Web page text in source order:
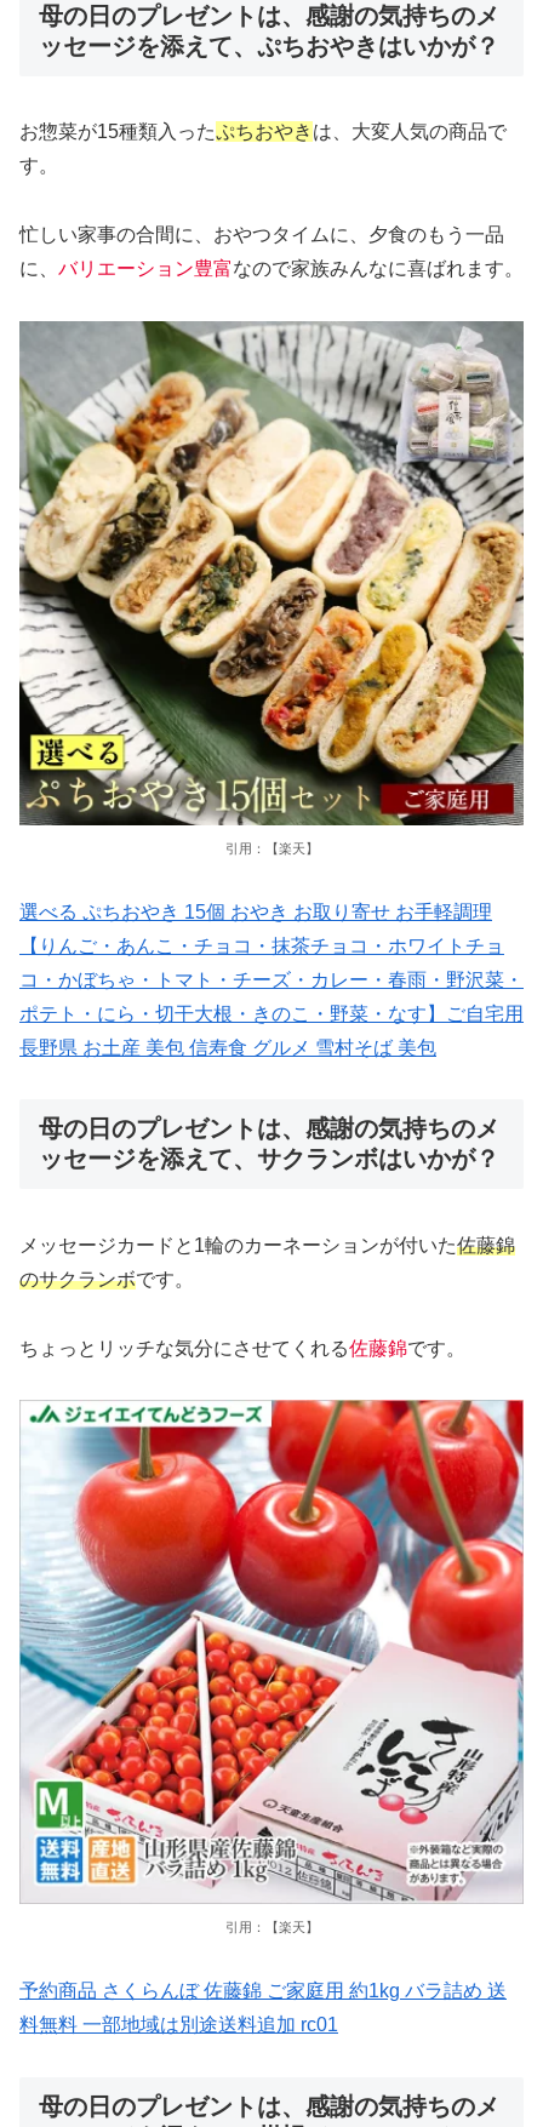
母の日のプレゼントは、感謝の気持ちのメ
ッセージを添えて、ぷちおやきはいかが？
お惣菜が15種類入ったぷちおやき は、大変人気の商品で
す。
忙しい家事の合間に、おやつタイムに、夕食のもう一品
に、 バリエーション豊富なので家族みんなに喜ばれます。
引用：【楽天】
選べる ぷちおやき 15個 おやき お取り寄せ お手軽調理
【りんご・あんこ・チョコ・抹茶チョコ・ホワイトチョ
コ・かぼちゃ・トマト・チーズ・カレー・春雨・野沢菜・
ポテト・にら・切干大根・きのこ・野菜・なす】ご自宅用
長野県 お土産 美包 信寿食 グルメ 雪村そば 美包
母の日のプレゼントは、感謝の気持ちのメ
ッセージを添えて、サクランボはいかが？
メッセージカードと1輪のカーネーションが付いた佐藤錦
のサクランボです。
ちょっとリッチな気分にさせてくれる佐藤錦です。
引用：【楽天】
予約商品 さくらんぼ 佐藤錦 ご家庭用 約1kg バラ詰め 送
料無料 一部地域は別途送料追加 rc01
母の日のプレゼントは、感謝の気持ちのメ